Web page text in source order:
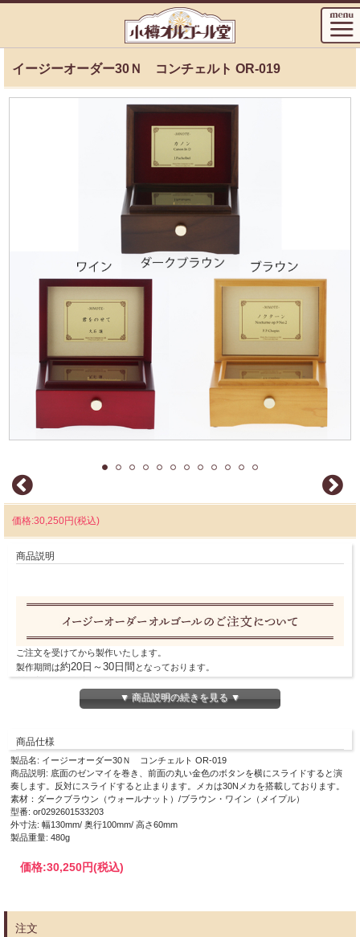
イージーオーダー30Ｎ コンチェルト OR-019
価格:30,250円(税込)
商品説明
ご注文を受けてから製作いたします。
製作期間は約20日～30日間 となっております。
製作完了後に当社よりご発送いたします。
でご理解のほどよろしくお願いいたします。
※お支払い方法【クレジット決済】以外をご選択の場合、弊社でのご入金確認後の
制作開始となりますのでご了承ください。
編曲が必要な場合はオーダー
○「曲名」入力欄に、 曲目リスト で選んで
お好きな曲名
▼ 商品説明の続きを見る ▼
商品仕様
製品名: イージーオーダー30Ｎ コンチェルト OR-019
商品説明: 底面のゼンマイを巻き、前面の丸い金色のボタンを横にスライドすると演
奏します。反対にスライドすると止まります。メカは30Nメカを搭載しております。
素材：ダークブラウン（ウォールナット）/ブラウン・ワイン（メイプル）
型番: or0292601533203
外寸法: 幅130mm/ 奥行100mm/ 高さ60mm
製品重量: 480g
価格:30,250円(税込)
注文